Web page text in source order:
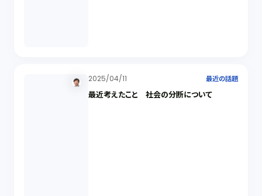
2025/04/11 最近の話題
最近考えたこと 社会の分断について